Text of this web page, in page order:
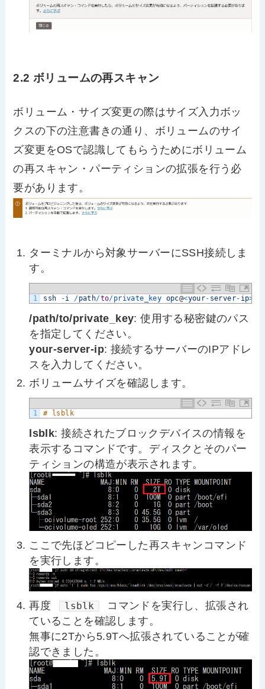
2.2 ボリュームの再スキャン
ボリューム・サイズ変更の際はサイズ入力ボッ
クスの下の注意書きの通り、ボリュームのサイ
ズ変更をOSで認識してもらうためにボリューム
の再スキャン・パーティションの拡張を行う必
要があります。
ターミナルから対象サーバーにSSH接続しま
す。
1 ssh -i /path/to/private_key opc@<your- server- ip>
/path/to/private_key: 使用する秘密鍵のパス
を指定してください。
your-server-ip: 接続するサーバーのIPアドレ
スを入力してください。
ボリュームサイズを確認します。
1 # lsblk
lsblk: 接続されたブロックデバイスの情報を
表示するコマンドです。ディスクとそのパー
ティションの構造が表示されます。
ここで先ほどコピーした再スキャンコマンド
を実行します。
再度 lsblk
コマンドを実行し、拡張され
ていることを確認します。
無事に2Tから5.9Tへ拡張されていることが確
認できました。